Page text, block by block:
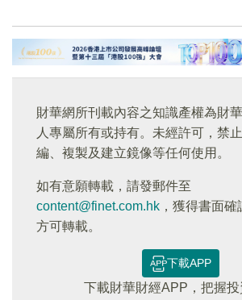
財華網所刊載內容之知識產權為財
人專屬所有或持有。未經許可，禁
編、複製及建立鏡像等任何使用。
如有意願轉載，請發郵件至
content@finet.com.hk ，獲得書面確
方可轉載。
下載APP
下載財華財經APP，把握